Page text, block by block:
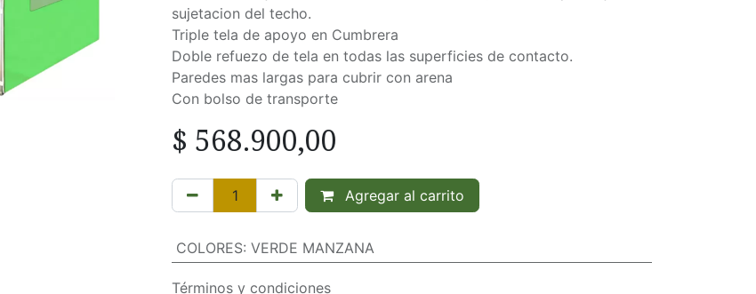
sujetacion del techo.
Triple tela de apoyo en Cumbrera
Doble refuezo de tela en todas las superficies de contacto.
Paredes mas largas para cubrir con arena
Con bolso de transporte
$ 568.900,00
Agregar al carrito
COLORES: VERDE MANZANA
Términos y condiciones